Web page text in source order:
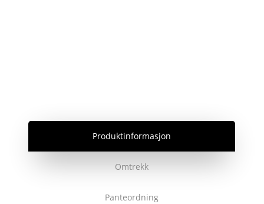
Produktinformasjon
Omtrekk
Panteordning